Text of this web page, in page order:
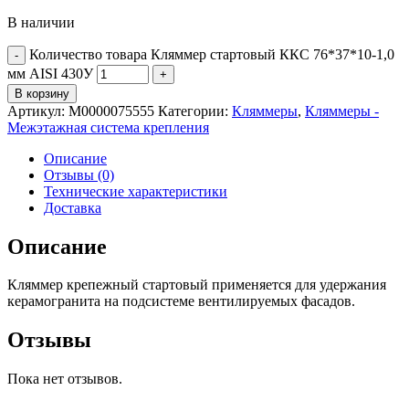
В наличии
Количество товара Кляммер стартовый ККС 76*37*10-1,0
мм AISI 430У
В корзину
Артикул: М0000075555 Категории: Кляммеры, Кляммеры -
Межэтажная система крепления
Описание
Отзывы (0)
Технические характеристики
Доставка
Описание
Кляммер крепежный стартовый применяется для удержания
керамогранита на подсистеме вентилируемых фасадов.
Отзывы
Пока нет отзывов.